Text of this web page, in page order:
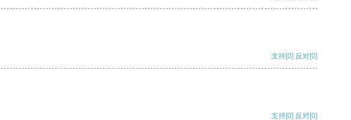
支持[0] 反对[0]
支持[0] 反对[0]